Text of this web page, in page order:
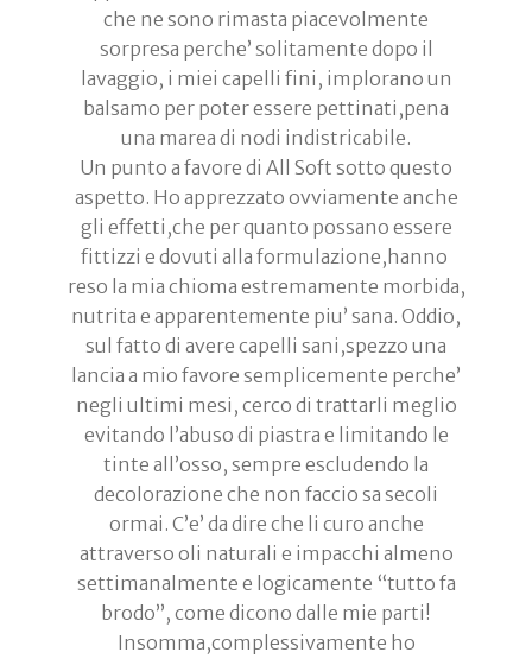
che ne sono rimasta piacevolmente
sorpresa perche’ solitamente dopo il
lavaggio, i miei capelli fini, implorano un
balsamo per poter essere pettinati,pena
una marea di nodi indistricabile.
Un punto a favore di All Soft sotto questo
aspetto. Ho apprezzato ovviamente anche
gli effetti,che per quanto possano essere
fittizzi e dovuti alla formulazione,hanno
reso la mia chioma estremamente morbida,
nutrita e apparentemente piu’ sana. Oddio,
sul fatto di avere capelli sani,spezzo una
lancia a mio favore semplicemente perche’
negli ultimi mesi, cerco di trattarli meglio
evitando l’abuso di piastra e limitando le
tinte all’osso, sempre escludendo la
decolorazione che non faccio sa secoli
ormai. C’e’ da dire che li curo anche
attraverso oli naturali e impacchi almeno
settimanalmente e logicamente “tutto fa
brodo”, come dicono dalle mie parti!
Insomma,complessivamente ho